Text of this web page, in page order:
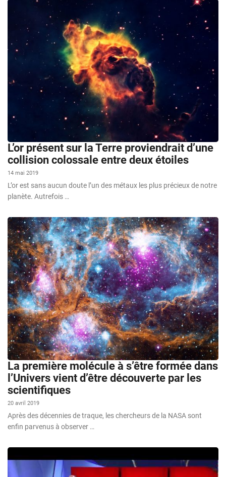
L’or présent sur la Terre proviendrait d’une
collision colossale entre deux étoiles
14 mai 2019
L’or est sans aucun doute l’un des métaux les plus précieux de notre
planète. Autrefois …
La première molécule à s’être formée dans
l’Univers vient d’être découverte par les
scientifiques
20 avril 2019
Après des décennies de traque, les chercheurs de la NASA sont
enfin parvenus à observer …